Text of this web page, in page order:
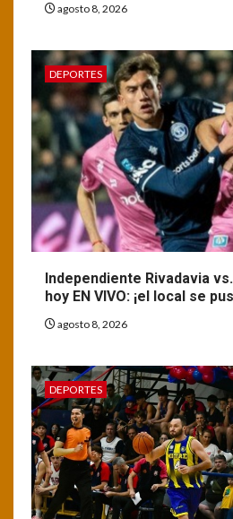
agosto 8, 2026
DEPORTES
Independiente Rivadavia
hoy EN VIVO: ¡el local se
agosto 8, 2026
DEPORTES